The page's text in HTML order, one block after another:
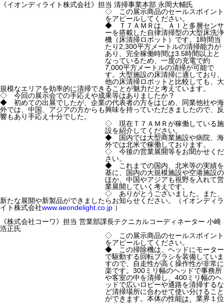
《イオンディライト株式会社》担当 清掃事業本部 永岡大輔氏
◇ この展示商品のセールスポイント
をアピールしてください。
◆ Ｔ７ＡＭＲは、ＡＩと多層センサ
ーを搭載した自律清掃型の大型床洗浄
機（床清掃ロボット）です。1時間当
たり2,300平方メートルの清掃能力が
あり、完全稼働時間は3.5時間以上と
なっているため、一度の充電で約
7,000平方メートルの清掃が可能で
す。大型施設の床清掃に適しており、
他の床清掃ロボットと比較しても、大
規模なエリアを効率的に清掃できることが魅力だと考えています。
◇ 今回の展示会での手応えや成果等はありましたか？
◆ 初めての出展でしたが、企業の代表者の方をはじめ、同業他社や海
外では、中国、アジアの方からも興味を持っていただきましたので、反
響もあり手応え十分でした。
◇ 現在Ｔ７ＡＭＲが稼働している施
設を紹介してください。
◆ 国内では大型商業施設や病院、海
外では北米で稼働しております。
◇ 今後の営業展開等をお聞かせくだ
さい。
◆ これまでの国内、北米等の実績を
基に、国内の大規模施設や空港施設の
ほか、中国やアジアも視野を入れて営
業展開していく考えです。
◇ ありがとうございました。また、
新たな展開や新製品ができましたらお知らせください。（イオンディラ
イト株式会社www.aeondelight.co.jp ）
《株式会社コーワ》担当 営業部課長テクニカルコーディネーター 小崎
浩正氏
◇ この展示商品のセールスポイント
をアピールしてください。
◆ この掃除機は、ヘッドにモーター
で駆動する回転ブラシを装備していま
すので、自走性が高く操作性が非常に
楽です。300ミリ幅のヘッドで事務所
や客室の中を清掃し、400ミリ幅のヘ
ッドで広いロビーや通路を清掃するな
ど清掃場所に合わせて使い分けること
ができます。本体の性能は、業界１位